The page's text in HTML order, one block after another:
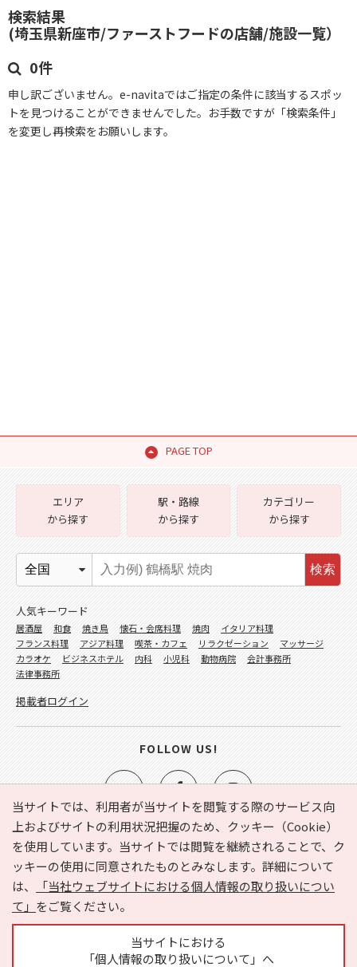
検索結果
(埼玉県新座市/ファーストフードの店舗/施設一覧）
0件
申し訳ございません。e-navitaではご指定の条件に該当するスポッ
トを見つけることができませんでした。お手数ですが「検索条件」
を変更し再検索をお願いします。
PAGE TOP
当サイトでは、利用者が当サイトを閲覧する際のサービス向
上およびサイトの利用状況把握のため、クッキー（Cookie）
を使用しています。当サイトでは閲覧を継続されることで、ク
ッキーの使用に同意されたものとみなします。詳細について
は、
「当社ウェブサイトにおける個人情報の取り扱いについ
て」 をご覧ください。
当サイトにおける
「個人情報の取り扱いについて」へ
e-NAVITA（イーナビタ）とは？ お気に入り
ヘルプ
利用規約
個人情報の取り扱いについて
運営会社
サイトマップ
広告掲載に関するお問い合わせ
エリア
から探す
駅・路線
から探す
カテゴリー
から探す
検索
人気キーワード
居酒屋 和食 焼き鳥 懐石・会席料理 焼肉
イタリア料理
フランス料理
アジア料理 喫茶・カフェ リラクゼーション
マッサージ
カラオケ
ビジネスホテル 内科 小児科 動物病院
会計事務所
法律事務所
掲載者ログイン
FOLLOW US!